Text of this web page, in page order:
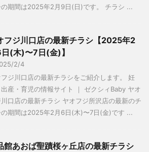
の期間は2025年2月9日(日)です。 チラシ ...
フジ川口店の最新チラシ【2025年2
(木)〜7日(金)】
2/4
フジ川口店の最新チラシをご紹介します。 妊
出産・育児の情報サイト ｜ ゼクシィBaby ヤオ
川口店の最新チラシ ヤオフジ所沢店の最新のチ
の期間は2025年2月6日(木)〜7日(金)です ...
館あおば聖蹟桜ヶ丘店の最新チラシ